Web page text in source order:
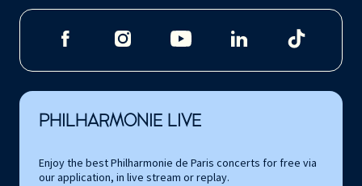
PHILHARMONIE LIVE
Enjoy the best Philharmonie de Paris concerts for free via
our application, in live stream or replay.